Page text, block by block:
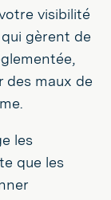
visibilité
gèrent de
des maux de
les
que les